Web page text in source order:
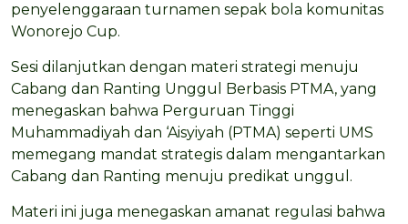
penyelenggaraan turnamen sepak bola komunitas
Wonorejo Cup.
Sesi dilanjutkan dengan materi strategi menuju
Cabang dan Ranting Unggul Berbasis PTMA, yang
menegaskan bahwa Perguruan Tinggi
Muhammadiyah dan ‘Aisyiyah (PTMA) seperti UMS
memegang mandat strategis dalam mengantarkan
Cabang dan Ranting menuju predikat unggul.
Materi ini juga menegaskan amanat regulasi bahwa